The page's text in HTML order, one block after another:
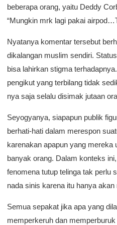
beberapa orang, yaitu Deddy
“Mungkin mrk lagi pakai
Nyatanya komentar tersebut
dikalangan muslim sendiri.
bisa lahirkan stigma
pengikut yang terbilang tidak
nya saja selalu disimak jutaan
Seyogyanya, siapapun publik
berhati-hati dalam merespon
karenakan apapun yang mereka
banyak orang. Dalam konteks
fenomena tutup telinga tak perlu
nada sinis karena itu hanya
Semua sepakat jika apa yang
memperkeruh dan